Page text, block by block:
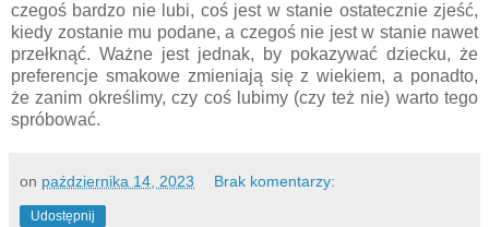
czegoś bardzo nie lubi, coś jest w stanie ostatecznie zjeść,
kiedy zostanie mu podane, a czegoś nie jest w stanie nawet
przełknąć. Ważne jest jednak, by pokazywać dziecku, że
preferencje smakowe zmieniają się z wiekiem, a ponadto,
że zanim określimy, czy coś lubimy (czy też nie) warto tego
spróbować.
on października 14, 2023 Brak komentarzy:
Udostępnij